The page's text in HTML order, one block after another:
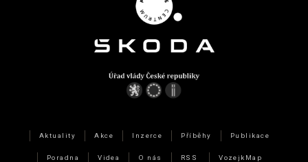
Aktuality Akce Inzerce Příběhy Publikace
Poradna Videa O nás RSS VozejkMap